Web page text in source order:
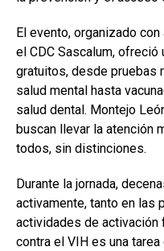
El evento, organizado
el CDC Sascalum,
gratuitos, desde pruebas
salud mental hasta
salud dental. Montejo
buscan llevar la atención
todos, sin distinciones.
Durante la jornada,
activamente, tanto en las
actividades de activación
contra el VIH es una